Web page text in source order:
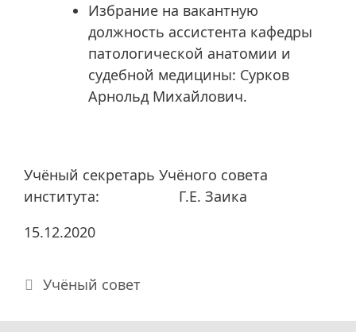
Избрание на вакантную
должность ассистента кафедры
патологической анатомии и
судебной медицины: Сурков
Арнольд Михайлович.
Учёный секретарь Учёного совета
института: Г.Е. Заика
15.12.2020
Рубрики
Учёный совет